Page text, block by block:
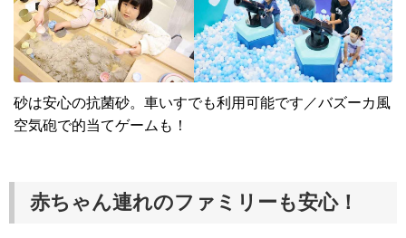
砂は安心の抗菌砂。車いすでも利用可能です／バズーカ風
空気砲で的当てゲームも！
赤ちゃん連れのファミリーも安心！